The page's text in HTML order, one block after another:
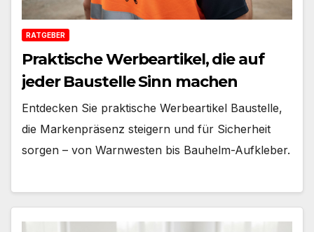
RATGEBER
Praktische Werbeartikel, die auf
jeder Baustelle Sinn machen
Entdecken Sie praktische Werbeartikel Baustelle,
die Markenpräsenz steigern und für Sicherheit
sorgen – von Warnwesten bis Bauhelm-Aufkleber.